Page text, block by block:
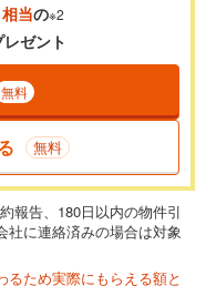
です。多くの金融機関
ています。
万円
4,395万円
相当の※2
レゼント
無料
無料
報告、180日以内の物件引
社に連絡済みの場合は対象
ため実際にもらえる額と